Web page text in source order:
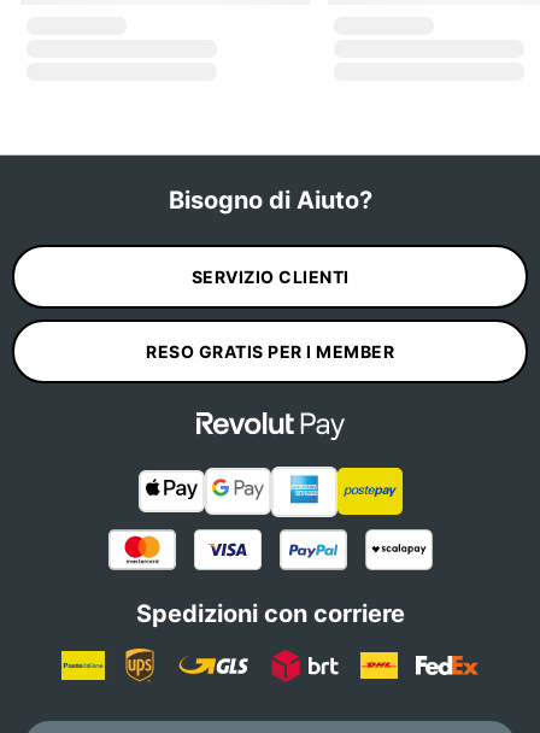
Bisogno di Aiuto?
SERVIZIO CLIENTI
RESO GRATIS PER I MEMBER
Spedizioni con corriere